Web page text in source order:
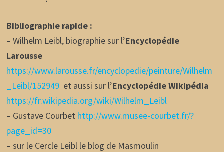
Bibliographie rapide :
– Wilhelm Leibl, biographie sur l’Encyclopédie
Larousse
https://www.larousse.fr/encyclopedie/peinture/Wilhelm
_Leibl/152949et aussi sur l’Encyclopédie Wikipédia
https://fr.wikipedia.org/wiki/Wilhelm_Leibl
– Gustave Courbet http://www.musee-courbet.fr/?
page_id=30
– sur le Cercle Leibl le blog de Masmoulin